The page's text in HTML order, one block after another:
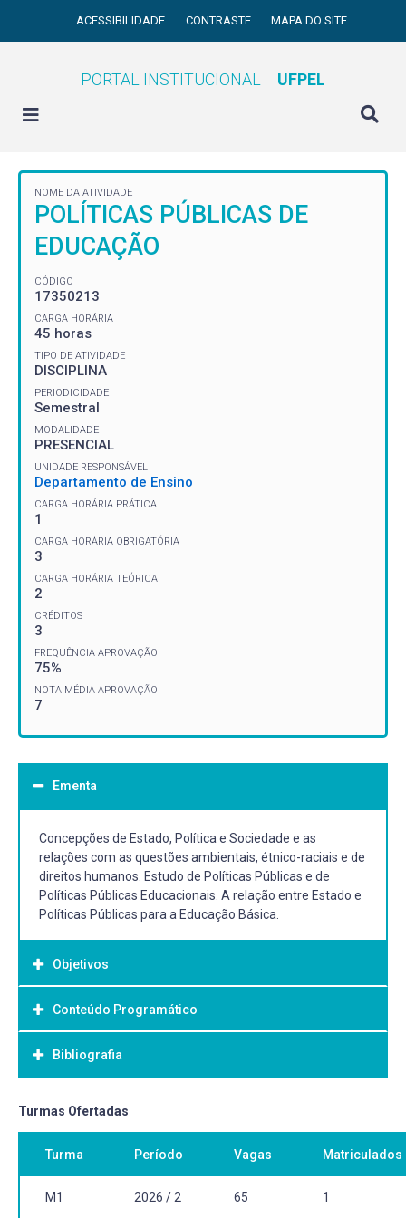
ACESSIBILIDADE CONTRASTE MAPA DO SITE
PORTAL INSTITUCIONAL UFPEL
NOME DA ATIVIDADE
POLÍTICAS PÚBLICAS DE
EDUCAÇÃO
CÓDIGO
17350213
CARGA HORÁRIA
45 horas
TIPO DE ATIVIDADE
DISCIPLINA
PERIODICIDADE
Semestral
MODALIDADE
PRESENCIAL
UNIDADE RESPONSÁVEL
Departamento de Ensino
CARGA HORÁRIA PRÁTICA
1
CARGA HORÁRIA OBRIGATÓRIA
3
CARGA HORÁRIA TEÓRICA
2
CRÉDITOS
3
FREQUÊNCIA APROVAÇÃO
75%
NOTA MÉDIA APROVAÇÃO
7
Ementa
Concepções de Estado, Política e Sociedade e as
relações com as questões ambientais, étnico-raciais e de
direitos humanos. Estudo de Políticas Públicas e de
Políticas Públicas Educacionais. A relação entre Estado e
Políticas Públicas para a Educação Básica.
Objetivos
Objetivo Geral:
Analisar e compreender as políticas públicas educacionais
por meio de estudos da legislação, de programas e
relação com as questões políticas, econômicas e sociais
Conteúdo Programático
Bibliografia
Bibliografia Básica:
AZEVEDO, Janete Maria Lins de. A educação como
política pública. 3. ed. Campinas: Autores Associados,
2004. 75 p. (Coleção polêmicas do nosso tempo; 56).
OLIVEIRA, Dalila Andrade, DUARTE, Adriana. Políticas
Turmas Ofertadas
Turma Período Vagas Matriculados
M1 2026 / 2 65 1